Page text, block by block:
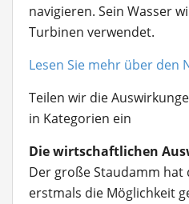
navigieren. Sein Wasser
Turbinen verwendet.
Lesen Sie mehr über den
Teilen wir die
in Kategorien ein
Die wirtschaftlichen
Der große Staudamm hat
erstmals die Möglichkeit